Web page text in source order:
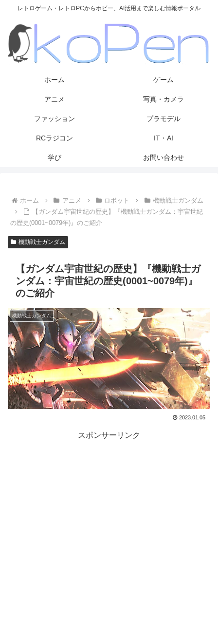
レトロゲーム・レトロPCからホビー、AI活用まで楽しむ情報ポータル
ホーム ゲーム
アニメ 写真・カメラ
ファッション プラモデル
RCラジコン IT・AI
学び お問い合わせ
ホーム アニメ ロボット
機動戦士ガンダム
【ガンダム宇宙世紀の歴史】『機動戦士ガンダム：宇宙世紀
の歴史(0001~0079年)』のご紹介
機動戦士ガンダム
【ガンダム宇宙世紀の歴史】『機動戦士ガ
ンダム：宇宙世紀の歴史(0001~0079年)』
のご紹介
機動戦士ガンダム
2023.01.05
スポンサーリンク